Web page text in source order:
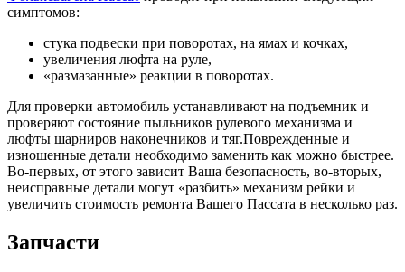
симптомов:
стука подвески при поворотах, на ямах и кочках,
увеличения люфта на руле,
«размазанные» реакции в поворотах.
Для проверки автомобиль устанавливают на подъемник и
проверяют состояние пыльников рулевого механизма и
люфты шарниров наконечников и тяг.Поврежденные и
изношенные детали необходимо заменить как можно быстрее.
Во-первых, от этого зависит Ваша безопасность, во-вторых,
неисправные детали могут «разбить» механизм рейки и
увеличить стоимость ремонта Вашего Пассата в несколько раз.
Запчасти